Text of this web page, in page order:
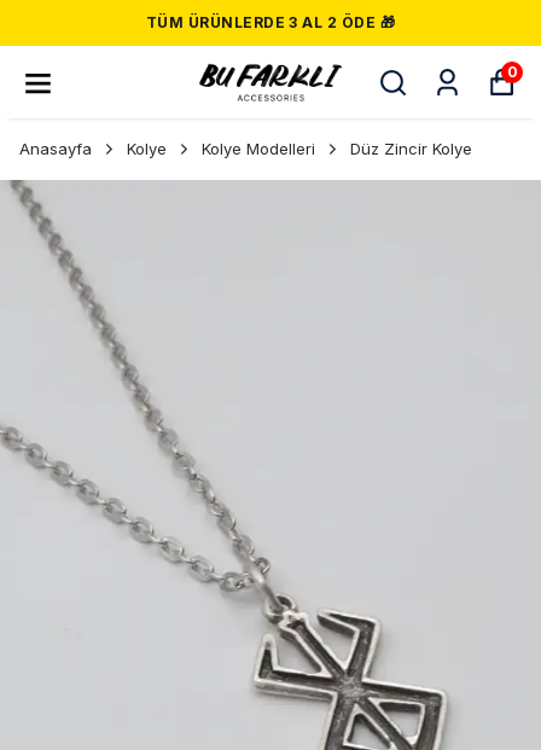
TÜM ÜRÜNLERDE 3 AL 2 ÖDE 🎁
0
Anasayfa Kolye Kolye Modelleri Düz Zincir Kolye